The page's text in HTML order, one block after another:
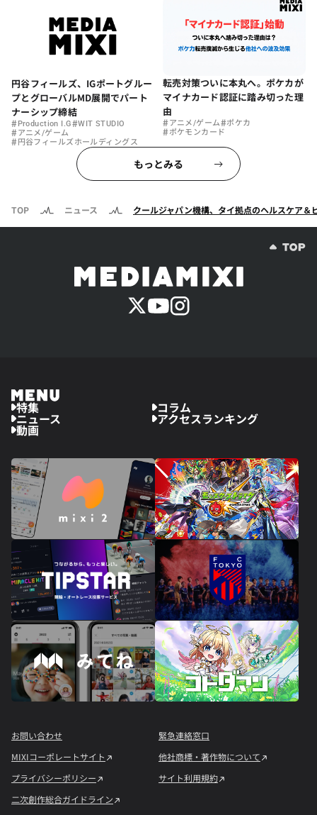
円谷フィールズ、IGポートグルー
プとグローバルMD展開でパート
ナーシップ締結
#Production I.G#WIT STUDIO
#アニメ/ゲーム
#円谷フィールズホールディングス
転売対策ついに本丸へ。ポケカが
マイナカード認証に踏み切った理
由
#アニメ/ゲーム#ポケカ
#ポケモンカード
もっとみる
TOP ニュース クールジャパン機構、タイ拠点のヘルスケア＆
特集 コラム
ニュース アクセスランキング
動画
お問い合わせ
緊急連絡窓口
MIXIコーポレートサイト
他社商標・著作物について
プライバシーポリシー
サイト利用規約
二次創作総合ガイドライン